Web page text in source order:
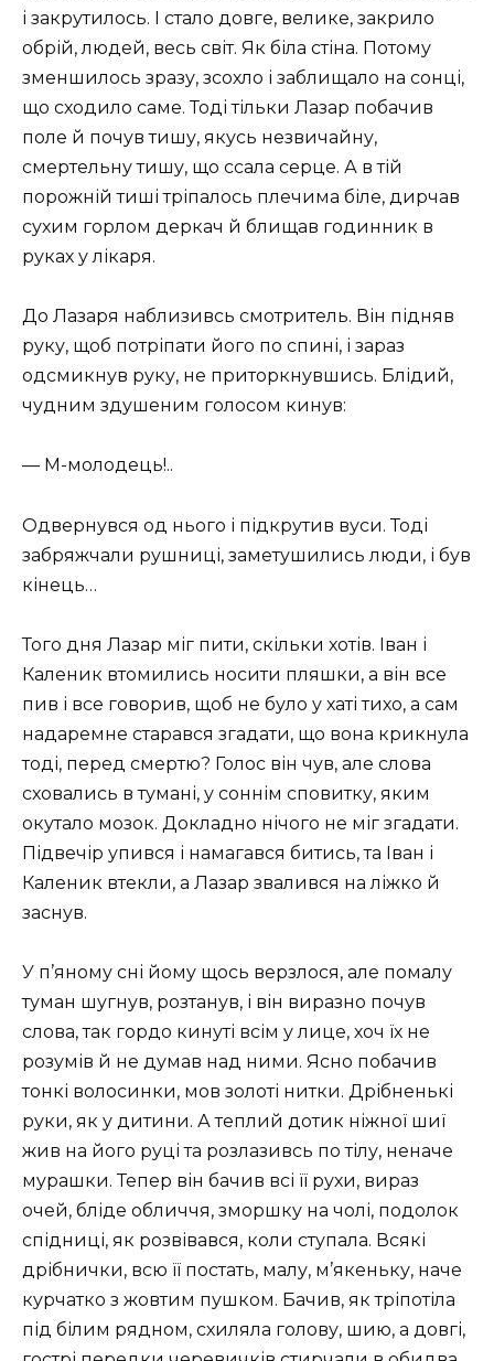
і закрутилось. І стало довге, велике, закрило
обрій, людей, весь світ. Як біла стіна. Потому
зменшилось зразу, зсохло і заблищало на сонці,
що сходило саме. Тоді тільки Лазар побачив
поле й почув тишу, якусь незвичайну,
смертельну тишу, що ссала серце. А в тій
порожній тиші тріпалось плечима біле, дирчав
сухим горлом деркач й блищав годинник в
руках у лікаря.
До Лазаря наблизивсь смотритель. Він підняв
руку, щоб потріпати його по спині, і зараз
одсмикнув руку, не приторкнувшись. Блідий,
чудним здушеним голосом кинув:
— М-молодець!..
Одвернувся од нього і підкрутив вуси. Тоді
забряжчали рушниці, заметушились люди, і був
кінець…
Того дня Лазар міг пити, скільки хотів. Іван і
Каленик втомились носити пляшки, а він все
пив і все говорив, щоб не було у хаті тихо, а сам
надаремне старався згадати, що вона крикнула
тоді, перед смертю? Голос він чув, але слова
сховались в тумані, у соннім сповитку, яким
окутало мозок. Докладно нічого не міг згадати.
Підвечір упився і намагався битись, та Іван і
Каленик втекли, а Лазар звалився на ліжко й
заснув.
У п’яному сні йому щось верзлося, але помалу
туман шугнув, розтанув, і він виразно почув
слова, так гордо кинуті всім у лице, хоч їх не
розумів й не думав над ними. Ясно побачив
тонкі волосинки, мов золоті нитки. Дрібненькі
руки, як у дитини. А теплий дотик ніжної шиї
жив на його руці та розлазивсь по тілу, неначе
мурашки. Тепер він бачив всі її рухи, вираз
очей, бліде обличчя, зморшку на чолі, подолок
спідниці, як розвівався, коли ступала. Всякі
дрібнички, всю її постать, малу, м’якеньку, наче
курчатко з жовтим пушком. Бачив, як тріпотіла
під білим рядном, схиляла голову, шию, а довгі,